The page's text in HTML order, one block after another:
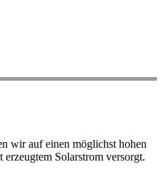
wir auf einen möglichst hohen
Solarstrom versorgt.